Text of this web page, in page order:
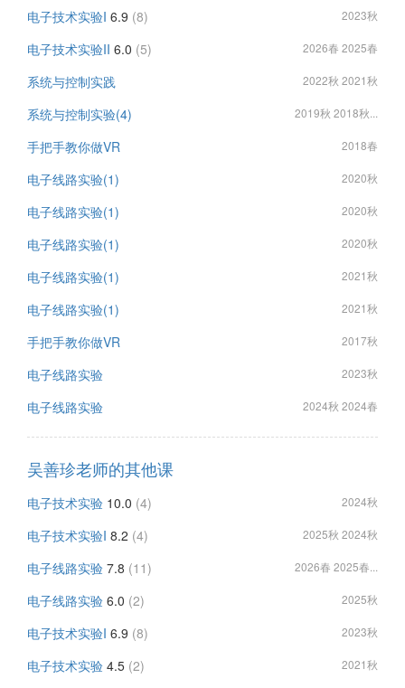
电子技术实验I 6.9 (8) 2023秋
电子技术实验II 6.0 (5) 2026春 2025春
系统与控制实践 2022秋 2021秋
系统与控制实验(4) 2019秋 2018秋...
手把手教你做VR 2018春
电子线路实验(1) 2020秋
电子线路实验(1) 2020秋
电子线路实验(1) 2020秋
电子线路实验(1) 2021秋
电子线路实验(1) 2021秋
手把手教你做VR 2017秋
电子线路实验 2023秋
电子线路实验 2024秋 2024春
吴善珍老师的其他课
电子技术实验 10.0 (4) 2024秋
电子技术实验I 8.2 (4) 2025秋 2024秋
电子线路实验 7.8 (11) 2026春 2025春...
电子线路实验 6.0 (2) 2025秋
电子技术实验I 6.9 (8) 2023秋
电子技术实验 4.5 (2) 2021秋